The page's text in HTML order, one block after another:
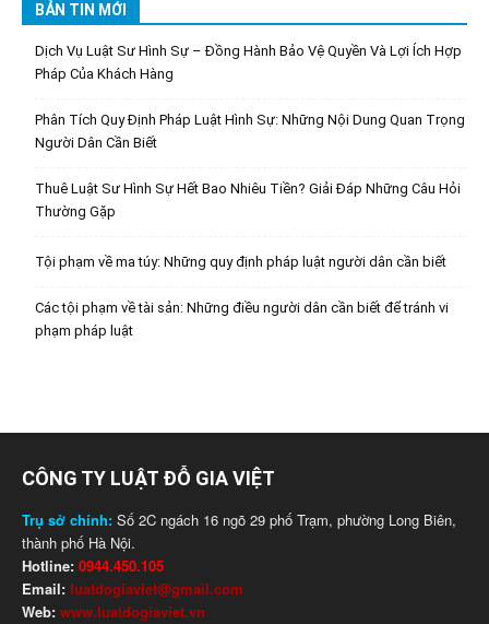
BẢN TIN MỚI
Dịch Vụ Luật Sư Hình Sự – Đồng Hành Bảo Vệ Quyền Và Lợi Ích Hợp
Pháp Của Khách Hàng
Phân Tích Quy Định Pháp Luật Hình Sự: Những Nội Dung Quan Trọng
Người Dân Cần Biết
Thuê Luật Sư Hình Sự Hết Bao Nhiêu Tiền? Giải Đáp Những Câu Hỏi
Thường Gặp
Tội phạm về ma túy: Những quy định pháp luật người dân cần biết
Các tội phạm về tài sản: Những điều người dân cần biết để tránh vi
phạm pháp luật
CÔNG TY LUẬT ĐỖ GIA VIỆT
Trụ sở chính: Số 2C ngách 16 ngõ 29 phố Trạm, phường Long Biên,
thành phố Hà Nội.
Hotline: 0944.450.105
Email: luatdogiaviet@gmail.com
Web: www.luatdogiaviet.vn